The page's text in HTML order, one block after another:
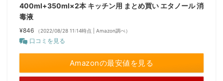
400ml+350ml×2本 キッチン用 まとめ買い エタノール 消
毒液
¥846 （2022/08/28 11:14時点 | Amazon調べ）
口コミを見る
Amazonの最安値を見る